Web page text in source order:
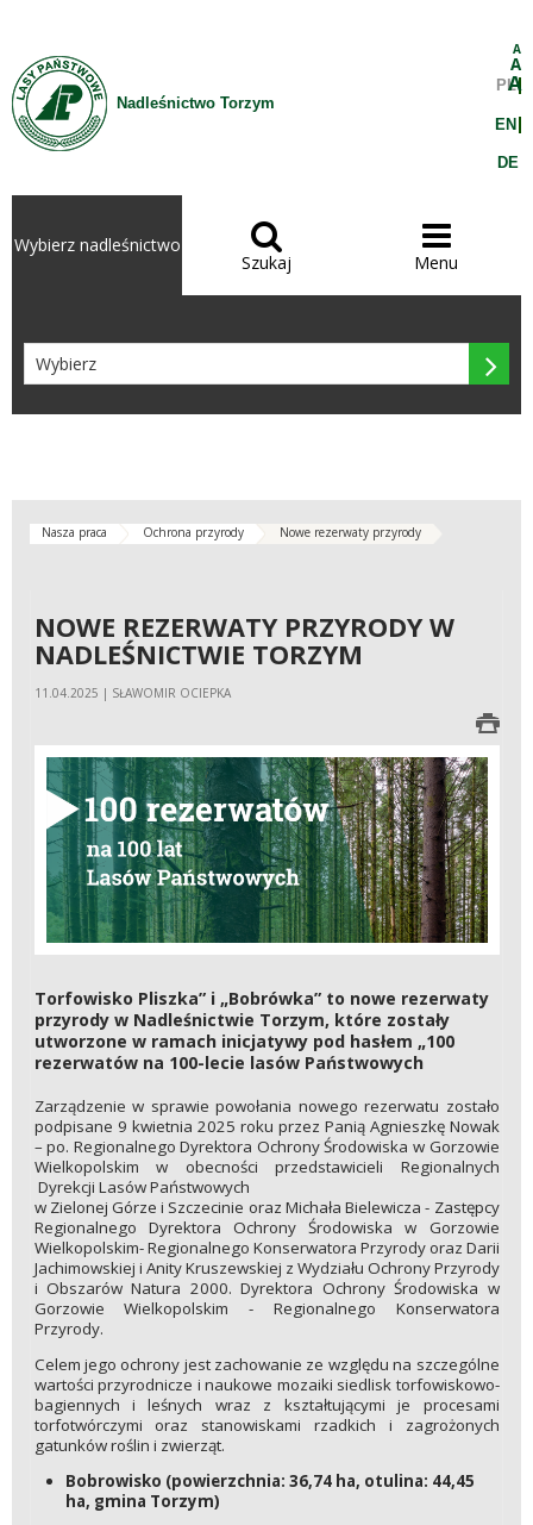
Nadleśnictwo Torzym
A
A
A
PL
EN
DE
Wybierz nadleśnictwo 
Szukaj

Menu

Nasza praca Ochrona przyrody Nowe rezerwaty przyrody
NOWE REZERWATY PRZYRODY W
NADLEŚNICTWIE TORZYM
11.04.2025 | SŁAWOMIR OCIEPKA
Torfowisko Pliszka” i „Bobrówka” to nowe rezerwaty
przyrody w Nadleśnictwie Torzym, które zostały
utworzone w ramach inicjatywy pod hasłem „100
rezerwatów na 100-lecie lasów Państwowych
Zarządzenie w sprawie powołania nowego rezerwatu zostało
podpisane 9 kwietnia 2025 roku przez Panią Agnieszkę Nowak
– po. Regionalnego Dyrektora Ochrony Środowiska w Gorzowie
Wielkopolskim w obecności przedstawicieli Regionalnych
Dyrekcji Lasów Państwowych
w Zielonej Górze i Szczecinie oraz Michała Bielewicza - Zastępcy
Regionalnego Dyrektora Ochrony Środowiska w Gorzowie
Wielkopolskim- Regionalnego Konserwatora Przyrody oraz Darii
Jachimowskiej i Anity Kruszewskiej z Wydziału Ochrony Przyrody
i Obszarów Natura 2000. Dyrektora Ochrony Środowiska w
Gorzowie Wielkopolskim - Regionalnego Konserwatora
Przyrody.
Celem jego ochrony jest zachowanie ze względu na szczególne
wartości przyrodnicze i naukowe mozaiki siedlisk torfowiskowo-
bagiennych i leśnych wraz z kształtującymi je procesami
torfotwórczymi oraz stanowiskami rzadkich i zagrożonych
gatunków roślin i zwierząt.
Bobrowisko (powierzchnia: 36,74 ha, otulina: 44,45
ha, gmina Torzym)